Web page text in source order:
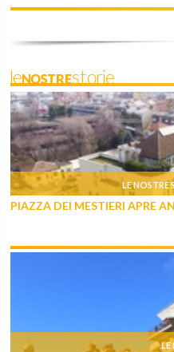
leNOSTREstorie
LE NOSTRE
PIAZZA DEI MESTIERI APRE
LE